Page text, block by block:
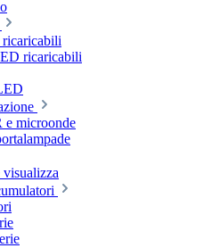
ricaricabili
e microonde